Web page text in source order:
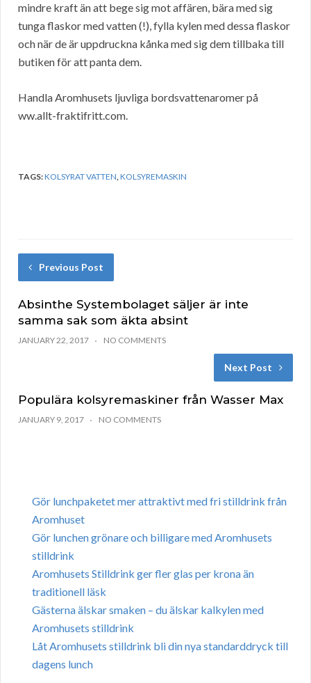
mindre kraft än att bege sig mot affären, bära med sig
tunga flaskor med vatten (!), fylla kylen med dessa flaskor
och när de är uppdruckna kånka med sig dem tillbaka till
butiken för att panta dem.
Handla Aromhusets ljuvliga bordsvattenaromer på
ww.allt-fraktifritt.com.
TAGS:KOLSYRAT VATTEN,KOLSYREMASKIN
Previous Post
Absinthe Systembolaget säljer är inte
samma sak som äkta absint
JANUARY 22, 2017 NO COMMENTS
Next Post
Populära kolsyremaskiner från Wasser Max
JANUARY 9, 2017 NO COMMENTS
Gör lunchpaketet mer attraktivt med fri stilldrink från
Aromhuset
Gör lunchen grönare och billigare med Aromhusets
stilldrink
Aromhusets Stilldrink ger fler glas per krona än
traditionell läsk
Gästerna älskar smaken – du älskar kalkylen med
Aromhusets stilldrink
Låt Aromhusets stilldrink bli din nya standarddryck till
dagens lunch